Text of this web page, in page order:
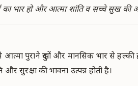
भार हो और आत्मा शांति व सच्चे सुख की
पुराने दुखों और मानसिक भार से
सुरक्षा की भावना उत्पन्न होती है।